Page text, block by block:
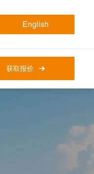
English
获取报价 